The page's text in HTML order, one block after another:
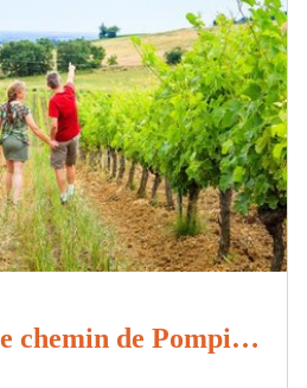
Oenorando® Le chemin de Pompirac